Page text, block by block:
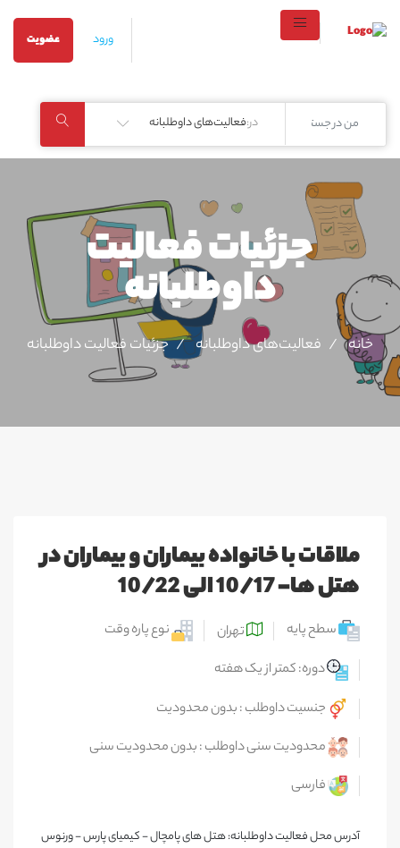
ورود عضویت
در:فعالیت‌های داوطلبانه
جزئیات فعالیت‌
داوطلبانه
خانه فعالیت‌های داوطلبانه جزئیات فعالیت‌ داوطلبانه
ملاقات با خانواده بیماران و بیماران در
هتل ها- 10/17 الی 10/22
سطح پایه تهران
نوع پاره وقت
دوره: کمتر از یک هفته
جنسیت داوطلب : بدون محدودیت
محدودیت سنی داوطلب : بدون محدودیت سنی
فارسی
آدرس محل فعالیت داوطلبانه: هتل های پامچال - کیمیای پارس - ورنوس